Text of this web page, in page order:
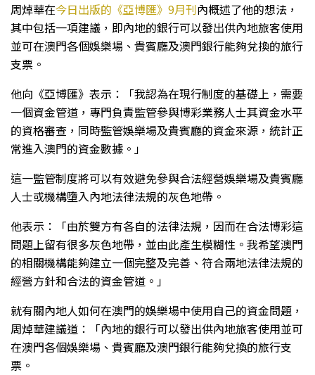
周焯華在今日出版的《亞博匯》9月刊內概述了他的想法，
其中包括一項建議，即內地的銀行可以發出供內地旅客使用
並可在澳門各個娛樂場、貴賓廳及澳門銀行能夠兌換的旅行
支票。
他向《亞博匯》表示：「我認為在現行制度的基礎上，需要
一個資金管道，專門負責監管參與博彩業務人士其資金水平
的資格審查，同時監管娛樂場及貴賓廳的資金來源，統計正
常進入澳門的資金數據。」
這一監管制度將可以有效避免參與合法經營娛樂場及貴賓廳
人士或機構墮入內地法律法規的灰色地帶。
他表示：「由於雙方有各自的法律法規，因而在合法博彩這
問題上留有很多灰色地帶，並由此產生模糊性。我希望澳門
的相關機構能夠建立一個完整及完善、符合兩地法律法規的
經營方針和合法的資金管道。」
就有關內地人如何在澳門的娛樂場中使用自己的資金問題，
周焯華建議道：「內地的銀行可以發出供內地旅客使用並可
在澳門各個娛樂場、貴賓廳及澳門銀行能夠兌換的旅行支
票。